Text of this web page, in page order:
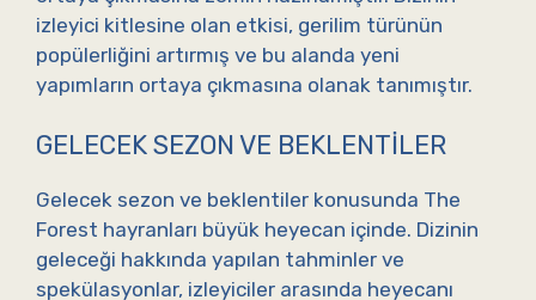
izleyici kitlesine olan etkisi, gerilim türünün
popülerliğini artırmış ve bu alanda yeni
yapımların ortaya çıkmasına olanak tanımıştır.
GELECEK SEZON VE BEKLENTILER
Gelecek sezon ve beklentiler konusunda The
Forest hayranları büyük heyecan içinde. Dizinin
geleceği hakkında yapılan tahminler ve
spekülasyonlar, izleyiciler arasında heyecanı